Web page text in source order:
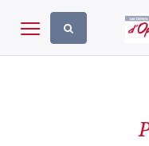
Toggle
Panneau de gestion des